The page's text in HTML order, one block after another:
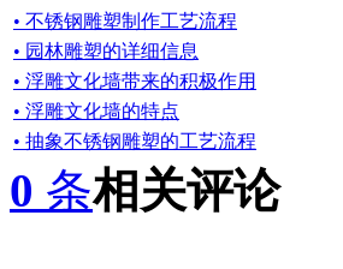
• 不锈钢雕塑制作工艺流程
• 园林雕塑的详细信息
• 浮雕文化墙带来的积极作用
• 浮雕文化墙的特点
• 抽象不锈钢雕塑的工艺流程
0 条相关评论